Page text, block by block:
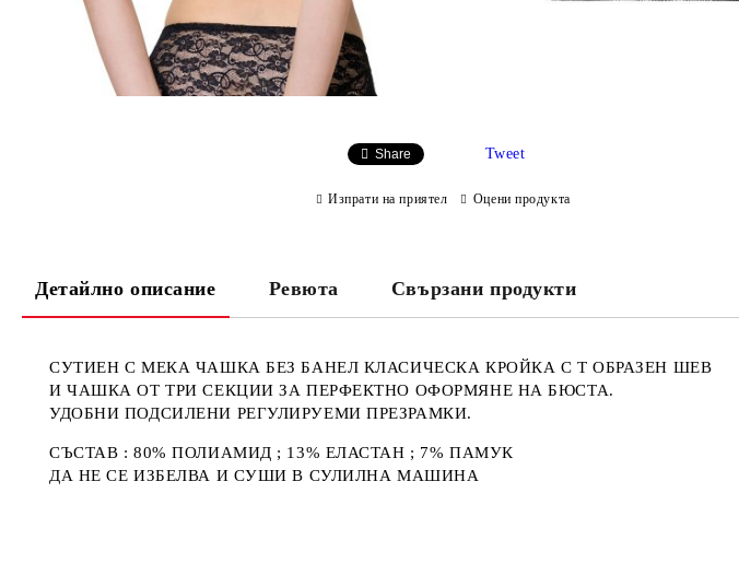
Share Tweet
Изпрати на приятел Оцени продукта
Детайлно описание Ревюта Свързани продукти
СУТИЕН С МЕКА ЧАШКА БЕЗ БАНЕЛ КЛАСИЧЕСКА КРОЙКА С Т ОБРАЗЕН ШЕВ
И ЧАШКА ОТ ТРИ СЕКЦИИ ЗА ПЕРФЕКТНО ОФОРМЯНЕ НА БЮСТА.
УДОБНИ ПОДСИЛЕНИ РЕГУЛИРУЕМИ ПРЕЗРАМКИ.
СЪСТАВ : 80% ПОЛИАМИД ; 13% ЕЛАСТАН ; 7% ПАМУК
ДА НЕ СЕ ИЗБЕЛВА И СУШИ В СУЛИЛНА МАШИНА